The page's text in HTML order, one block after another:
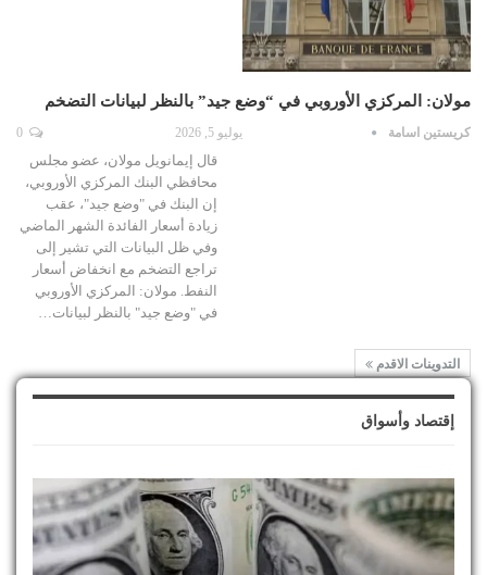
مولان: المركزي الأوروبي في “وضع جيد” بالنظر لبيانات التضخم
كريستين اسامة يوليو 5, 2026
قال إيمانويل مولان، عضو مجلس
محافظي البنك المركزي الأوروبي،
إن البنك في "وضع جيد"، عقب
زيادة أسعار الفائدة الشهر الماضي
وفي ظل البيانات التي تشير إلى
تراجع التضخم مع انخفاض أسعار
النفط. مولان: المركزي الأوروبي
في "وضع جيد" بالنظر لبيانات…
التدوينات الاقدم
إقتصاد وأسواق